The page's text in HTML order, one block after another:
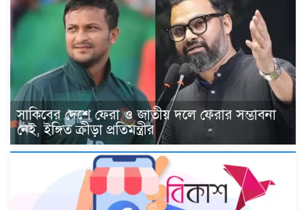
সাকিবের দেশে ফেরা ও জাতীয় দলে ফেরার সম্ভাবনা
নেই, ইঙ্গিত ক্রীড়া প্রতিমন্ত্রীর